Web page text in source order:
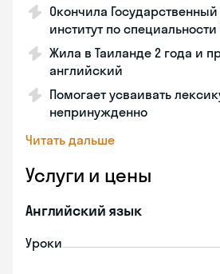
Окончила
институт по
Жила в Таиланде 2 года и
английский
Помогает усваивать
непринужденно
Читать дальше
Услуги и цены
Английский язык
Уроки